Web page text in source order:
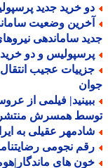
خرید جدید پرسپولیس
ساماندهی نیروهای
و دو خرید
عجیب انتقال
همسرش منتشر شد
عقیلی به ایران
نجومی رضایتنامه
های